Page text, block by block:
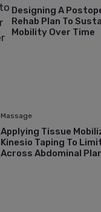
Designing A
Rehab Plan To
Mobility Over Time
Massage
Applying Tissue
Kinesio Taping To
Across Abdominal